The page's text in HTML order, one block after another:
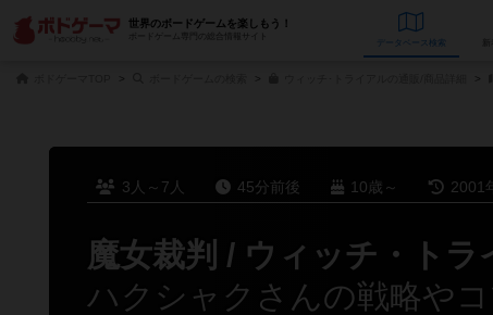
世界のボードゲームを楽しもう！
ボードゲーム専門の総合情報サイト
データベース
3人～7人 45分前後 10歳～ 2001
魔女裁判 / ウィッチ・トラ
ハクシャクさんの戦略やコ